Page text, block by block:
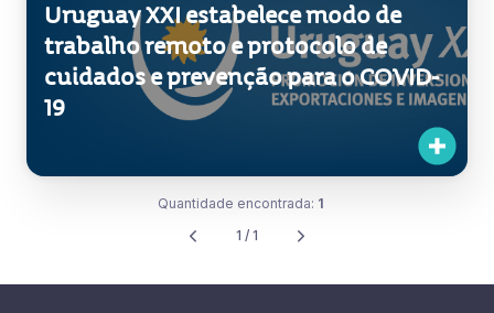
Uruguay XXI estabelece modo de
trabalho remoto e protocolo de
cuidados e prevenção para o COVID-
19
Quantidade encontrada: 1
1 / 1